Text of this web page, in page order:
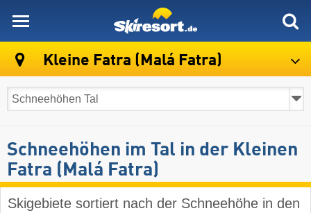
Kleine Fatra (Malá Fatra)
Schneehöhen im Tal in der Kleinen
Fatra (Malá Fatra)
Skigebiete sortiert nach der Schneehöhe in den